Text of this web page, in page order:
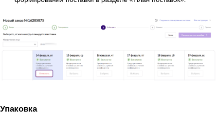
Упаковка